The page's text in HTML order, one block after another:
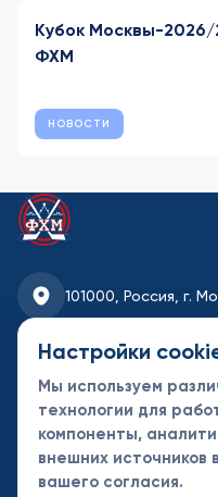
Кубок Москвы-
ФХМ
НОВОСТИ
101000, Россия, г.
fhmoscow@mail.ru
8-495-621-35-95
Новости
Настройки
Мы используем
технологии для
компоненты,
внешних источников
вашего согласия.